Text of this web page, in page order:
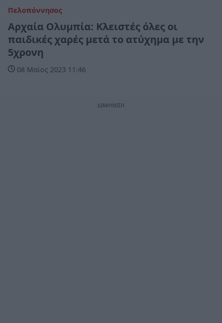
Πελοπόννησος
Αρχαία Ολυμπία: Κλειστές όλες οι
παιδικές χαρές μετά το ατύχημα με την
5χρονη
08 Μαϊος 2023 11:46